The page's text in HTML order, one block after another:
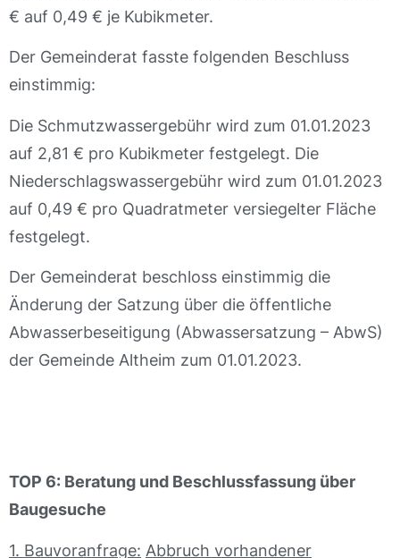
€ auf 0,49 € je Kubikmeter.
Der Gemeinderat fasste folgenden Beschluss
einstimmig:
Die Schmutzwassergebühr wird zum 01.01.2023
auf 2,81 € pro Kubikmeter festgelegt. Die
Niederschlagswassergebühr wird zum 01.01.2023
auf 0,49 € pro Quadratmeter versiegelter Fläche
festgelegt.
Der Gemeinderat beschloss einstimmig die
Änderung der Satzung über die öffentliche
Abwasserbeseitigung (Abwassersatzung – AbwS)
der Gemeinde Altheim zum 01.01.2023.
TOP 6: Beratung und Beschlussfassung über
Baugesuche
1. Bauvoranfrage: Abbruch vorhandener